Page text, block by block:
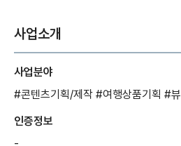
사업소개
사업분야
#콘텐츠기획/제작 #여행상품기획 #뷰
인증정보